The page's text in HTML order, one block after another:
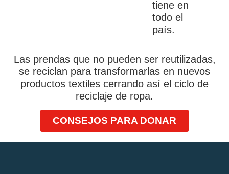
tiene en
todo el
país.
Las prendas que no pueden ser reutilizadas,
se reciclan para transformarlas en nuevos
productos textiles cerrando así el ciclo de
reciclaje de ropa.
CONSEJOS PARA DONAR